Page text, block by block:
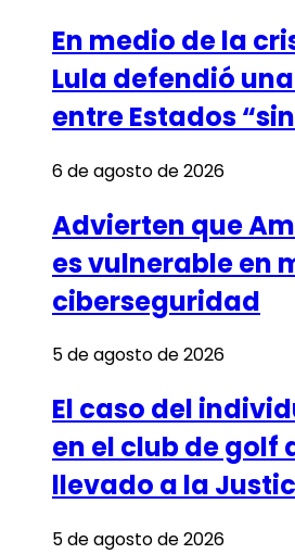
En medio de la
Lula defendió
entre Estados
6 de agosto de 2026
Advierten que
es vulnerable en
ciberseguridad
5 de agosto de 2026
El caso del
en el club de golf
llevado a la
5 de agosto de 2026